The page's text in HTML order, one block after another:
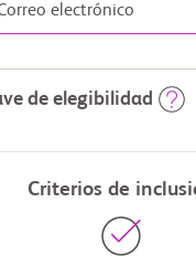
electrónico
de elegibilidad
Criterios de